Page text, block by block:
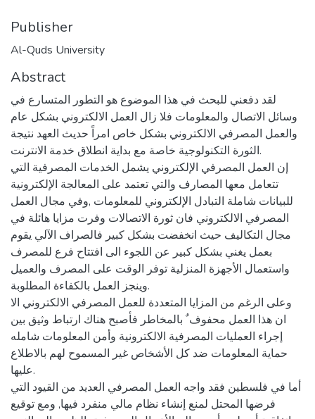
Publisher
Al-Quds University
Abstract
لقد دفعني للبحث في هذا الموضوع هو التطور المتسارع في
وسائل الاتصال والمعلومات فلا زال العمل الالكتروني بشكل عام
والعمل المصرفي الالكتروني بشكل خاص امراً حديث العهد نتيجة
الثورة التكنولوجية خاصة مع بداية انطلاق خدمة الانترنت.
إن العمل المصرفي الإلكتروني يشمل الخدمات المصرفية التي
تتعامل معها المصارف والتي تعتمد على المعالجة الإلكترونية
للبيانات شاملة التبادل الإلكتروني للمعلومات ,وفي مجال العمل
المصرفي الالكتروني فان ثورة الاتصالات وفرت مزايا هائلة في
مجال التكاليف حيث انخفضت بشكل كبير فالصراف الآلي يقوم
بعمل يغني بشكل كبير عن اللجوء الى افتتاح فرع للمصرف
واستعمال الأجهزة المنزلية توفر الوقت على المصرف والعميل
وينجز العمل بالكفاءة المطلوبة.
وعلى الرغم من المزايا المتعددة للعمل المصرفي الالكتروني الا
ان هذا العمل محفوف ٌ بالمخاطر فأصبح هناك ارتباط وثيق بين
إجراء العمليات المصرفية الالكترونية وأمن المعلومات شامله
حماية المعلومات ضد كل الأشخاص غير المسموح لهم بالاطلاع
عليها.
أما في فلسطين فقد واجه العمل المصرفي العديد من القيود التي
فرضها المحتل لمنع إنشاء نظام مالي منفرد فيها, ومع توقيع